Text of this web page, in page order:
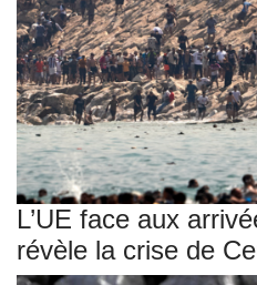
L’UE face aux
révèle la crise de